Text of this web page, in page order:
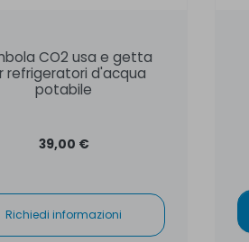
CO2 usa e getta
refrigeratori d'acqua
potabile
39,00 €
Richiedi informazioni